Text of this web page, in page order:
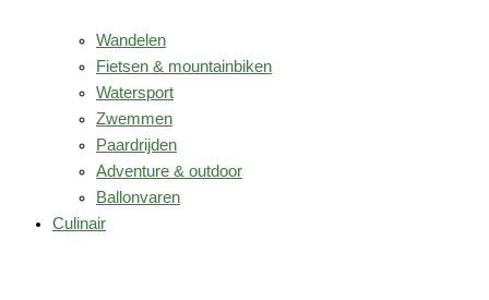
Wandelen
Fietsen & mountainbiken
Watersport
Zwemmen
Paardrijden
Adventure & outdoor
Ballonvaren
Culinair